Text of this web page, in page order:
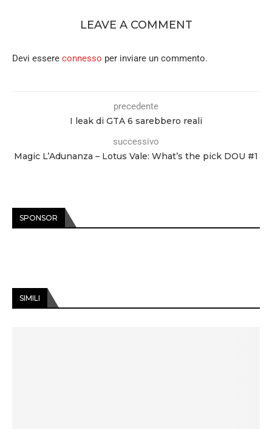
LEAVE A COMMENT
Devi essere connesso per inviare un commento.
precedente
I leak di GTA 6 sarebbero reali
successivo
Magic L’Adunanza – Lotus Vale: What’s the pick DOU #1
SPONSOR
SIMILI